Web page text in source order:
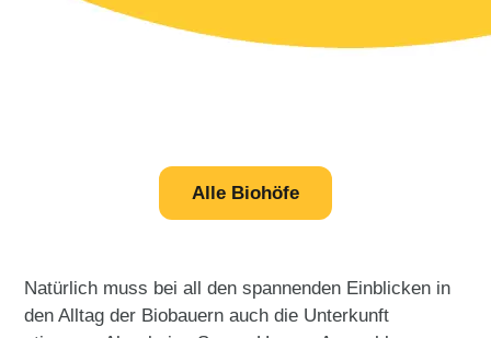
Alle Biohöfe
Natürlich muss bei all den spannenden Einblicken in
den Alltag der Biobauern auch die Unterkunft